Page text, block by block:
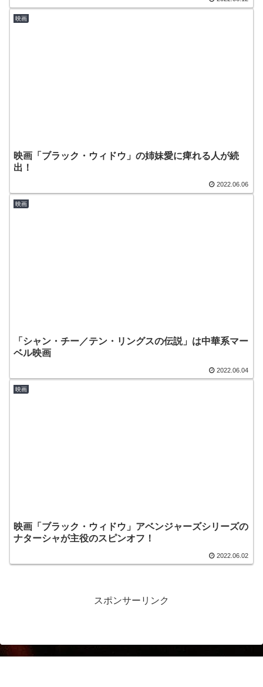
映画
映画「ブラック・ウィドウ」の姉妹愛に痺れる人が続
出！
2022.06.06
映画
「シャン・チー／テン・リングスの伝説」は中華系マー
ベル映画
2022.06.04
映画
映画「ブラック・ウィドウ」アベンジャーズシリーズの
ナターシャが主役のスピンオフ！
2022.06.02
スポンサーリンク